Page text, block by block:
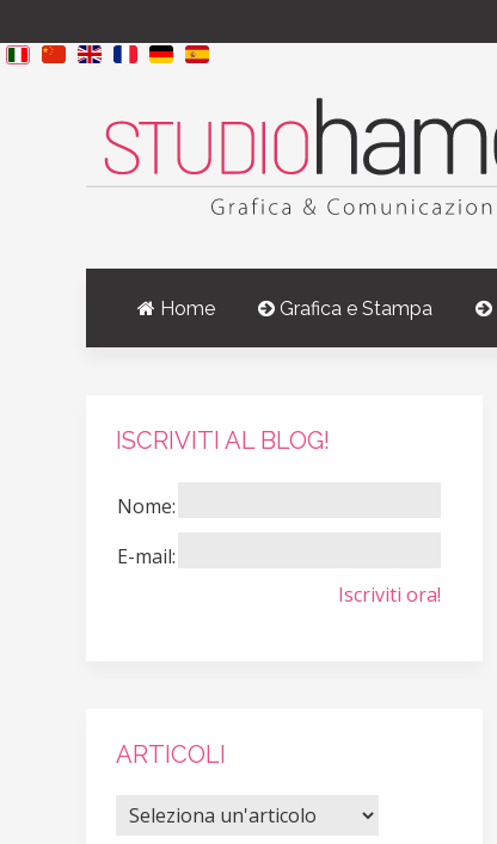
Home Grafica e Stampa
ISCRIVITI AL BLOG!
Nome:
E-mail:
Iscriviti ora!
ARTICOLI